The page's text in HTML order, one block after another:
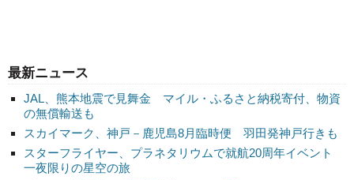
最新ニュース
JAL、熊本地震で見舞金 マイル・ふるさと納税寄付、物資
の無償輸送も
スカイマーク、神戸－鹿児島8月臨時便 羽田発神戸行きも
スターフライヤー、プラネタリウムで就航20周年イベント
一夜限りの星空の旅